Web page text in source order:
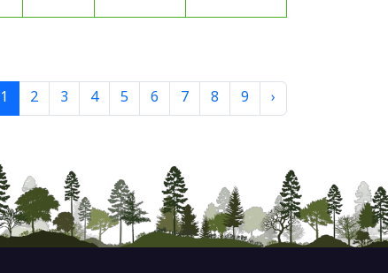
1 2 3 4 5 6 7 8 9 ›